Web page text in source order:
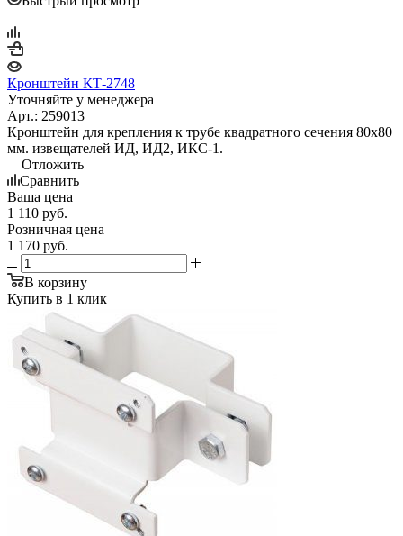
Кронштейн КТ-2748
Уточняйте у менеджера
Арт.: 259013
Кронштейн для крепления к трубе квадратного сечения 80х80
мм. извещателей ИД, ИД2, ИКС-1.
Отложить
Сравнить
Ваша цена
1 110 руб.
Розничная цена
1 170 руб.
В корзину
Купить в 1 клик